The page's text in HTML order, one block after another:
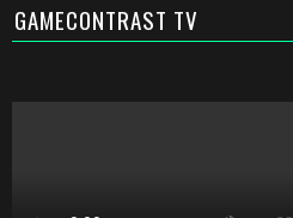
GAMECONTRAST TV